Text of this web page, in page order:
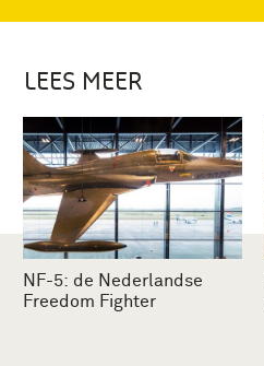
LEES MEER
NF-5: de Nederlandse
Freedom Fighter